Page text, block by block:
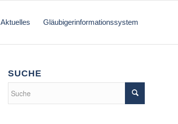
Aktuelles Gläubigerinformationssystem
SUCHE